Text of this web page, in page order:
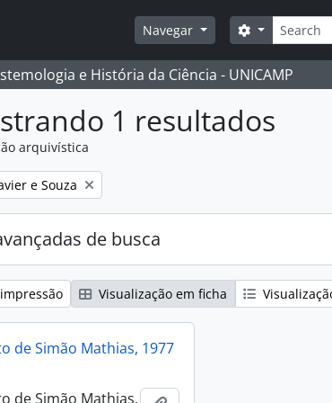
Navegar Buscar
Opções de
e História da Ciência - UNICAMP
1 resultados
arquivística
e Souza
de busca
Visualização em ficha
de Simão Mathias, 1977
de Simão Mathias,